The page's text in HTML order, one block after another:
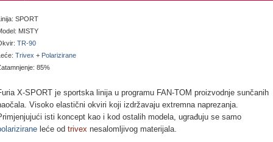
SPORT
MISTY
TR-90
Trivex + Polarizirane
85%
X-SPORT je sportska linija u programu FAN-TOM proizvodnje sunčanih
Visoko elastični okviri koji izdržavaju extremna naprezanja.
isti koncept kao i kod ostalih modela, ugrađuju se samo
leće od trivex nesalomljivog materijala.